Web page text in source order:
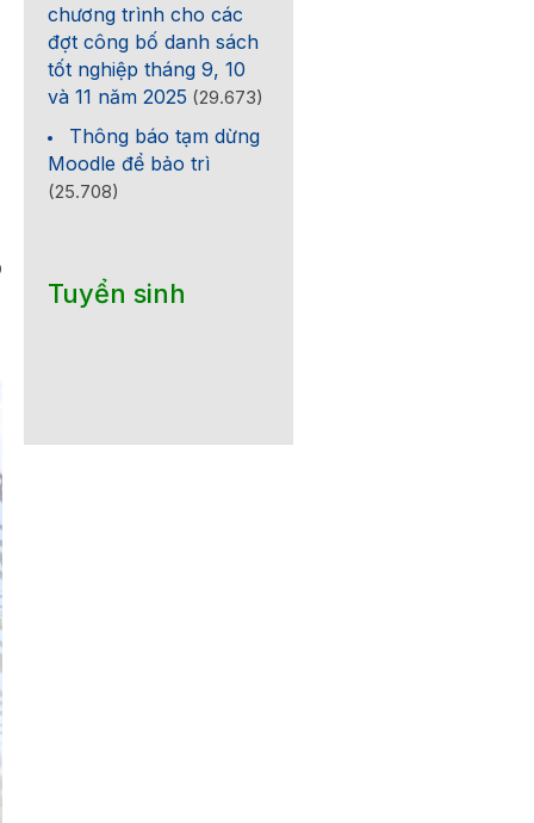
chương trình cho các
đợt công bố danh sách
tốt nghiệp tháng 9, 10
và 11 năm 2025 (29.673)
Thông báo tạm dừng
Moodle để bảo trì
(25.708)
Tuyển sinh